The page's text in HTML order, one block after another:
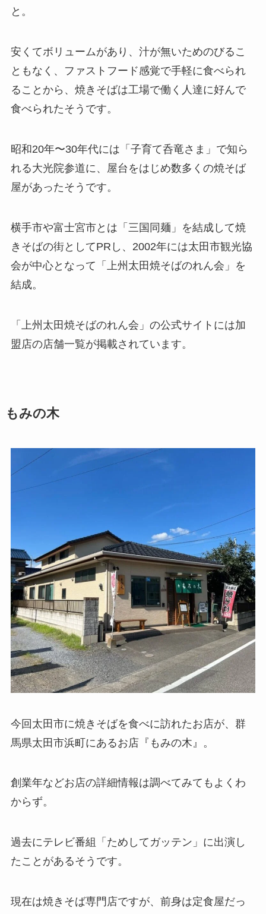
と。
安くてボリュームがあり、汁が無いためのびるこ
ともなく、ファストフード感覚で手軽に食べられ
ることから、焼きそばは工場で働く人達に好んで
食べられたそうです。
昭和20年〜30年代には「子育て呑竜さま」で知ら
れる大光院参道に、屋台をはじめ数多くの焼そば
屋があったそうです。
横手市や富士宮市とは「三国同麺」を結成して焼
きそばの街としてPRし、2002年には太田市観光協
会が中心となって「上州太田焼そばのれん会」を
結成。
「上州太田焼そばのれん会」の公式サイトには加
盟店の店舗一覧が掲載されています。
もみの木
今回太田市に焼きそばを食べに訪れたお店が、群
馬県太田市浜町にあるお店『もみの木』。
創業年などお店の詳細情報は調べてみてもよくわ
からず。
過去にテレビ番組「ためしてガッテン」に出演し
たことがあるそうです。
現在は焼きそば専門店ですが、前身は定食屋だっ